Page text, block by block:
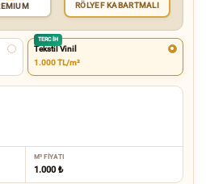
RÖLYEF KABARTMALI
TERCIH
Tekstil Vinil
1.000 TL/m²
M² FIYATI
1.000 ₺